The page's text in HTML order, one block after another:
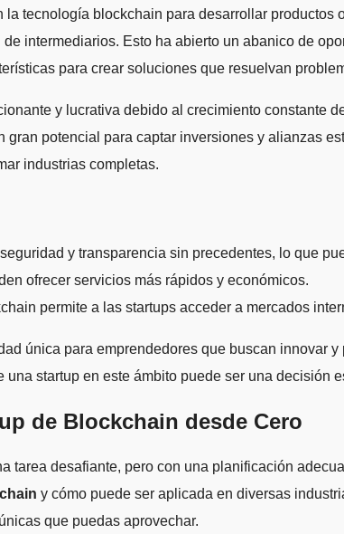
tecnología blockchain para desarrollar productos
intermediarios. Esto ha abierto un abanico de
para crear soluciones que resuelvan
y lucrativa debido al crecimiento constante
potencial para captar inversiones y alianzas
industrias completas.
y transparencia sin precedentes, lo que
ofrecer servicios más rápidos y económicos.
permite a las startups acceder a mercados
única para emprendedores que buscan innovar
startup en este ámbito puede ser una decisión
de Blockchain desde Cero
tarea desafiante, pero con una planificación
y cómo puede ser aplicada en diversas
que puedas aprovechar.